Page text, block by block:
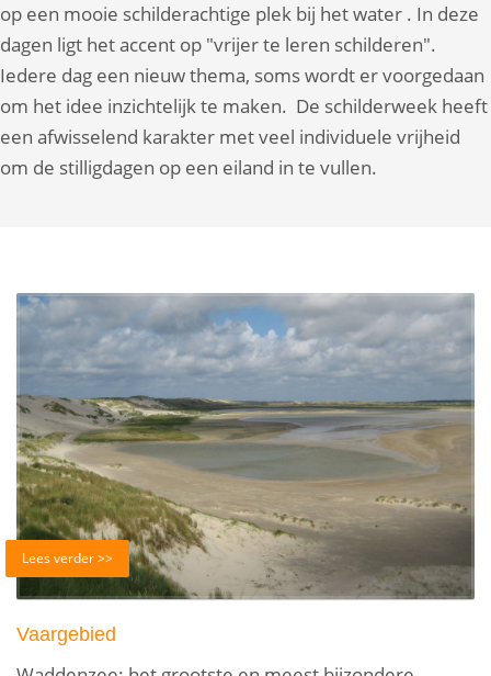
op een mooie schilderachtige plek bij het water . In deze
dagen ligt het accent op "vrijer te leren schilderen".
Iedere dag een nieuw thema, soms wordt er voorgedaan
om het idee inzichtelijk te maken. De schilderweek heeft
een afwisselend karakter met veel individuele vrijheid
om de stilligdagen op een eiland in te vullen.
Lees verder >>
Vaargebied